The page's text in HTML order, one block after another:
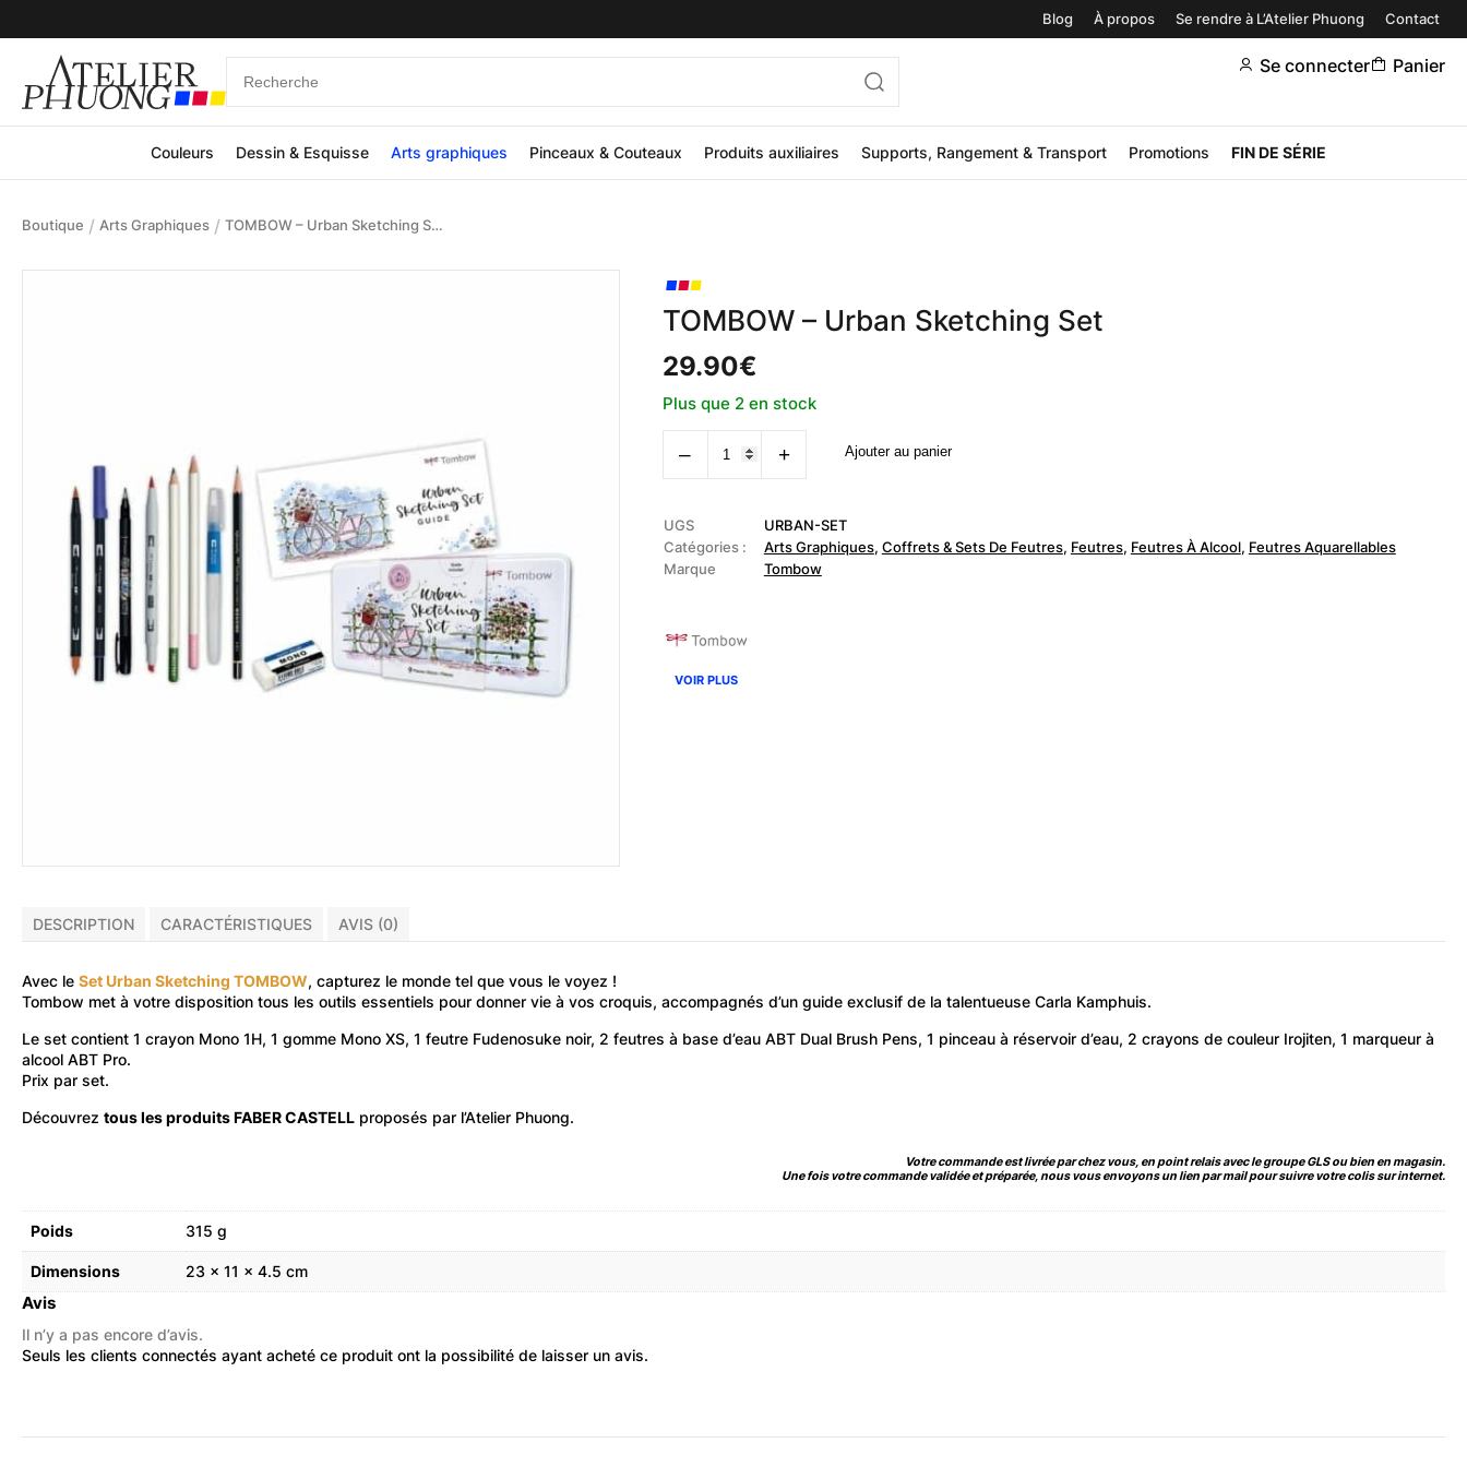
Blog À propos Se rendre à L’Atelier Phuong Contact
Se connecter Panier
Couleurs Dessin & Esquisse Arts graphiques Pinceaux & Couteaux Produits auxiliaires Supports, Rangement & Transport Promotions FIN DE SÉRIE
Boutique / Arts Graphiques / TOMBOW – Urban Sketching Set
TOMBOW – Urban Sketching Set
29.90€
Plus que 2 en stock
‒
quantité
de
TOMBOW
Sketching
Set
+ Ajouter au panier
UGS
URBAN-SET
Catégories :
Arts Graphiques, Coffrets & Sets De Feutres, Feutres, Feutres À Alcool, Feutres Aquarellables
Marque
Tombow
VOIR PLUS
DESCRIPTION CARACTÉRISTIQUES AVIS (0)
Avec le Set Urban Sketching TOMBOW, capturez le monde tel que vous le voyez !
Tombow met à votre disposition tous les outils essentiels pour donner vie à vos croquis, accompagnés d’un guide exclusif de la talentueuse Carla Kamphuis.
Le set contient 1 crayon Mono 1H, 1 gomme Mono XS, 1 feutre Fudenosuke noir, 2 feutres à base d’eau ABT Dual Brush Pens, 1 pinceau à réservoir d’eau, 2 crayons de couleur Irojiten, 1 marqueur à
alcool ABT Pro.
Prix par set.
Découvrez tous les produits FABER CASTELL proposés par l’Atelier Phuong.
Votre commande est livrée par chez vous, en point relais avec le groupe GLS ou bien en magasin.
Une fois votre commande validée et préparée, nous vous envoyons un lien par mail pour suivre votre colis sur internet.
Poids 315 g
Dimensions 23 × 11 × 4.5 cm
Avis
Il n’y a pas encore d’avis.
Seuls les clients connectés ayant acheté ce produit ont la possibilité de laisser un avis.